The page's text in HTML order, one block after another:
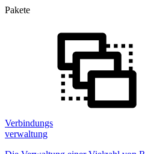
Pakete
Verbindungs
verwaltung